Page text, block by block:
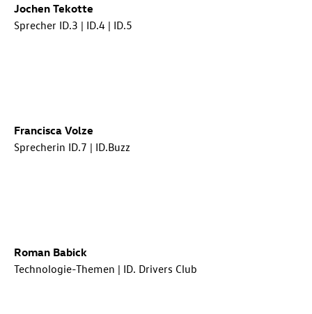
Jochen Tekotte
Sprecher ID.3 | ID.4 | ID.5
Francisca Volze
Sprecherin ID.7 | ID.Buzz
Roman Babick
Technologie-Themen | ID. Drivers Club